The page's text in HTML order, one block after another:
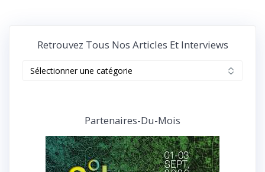
Retrouvez Tous Nos Articles Et Interviews
interviews
Partenaires-Du-Mois